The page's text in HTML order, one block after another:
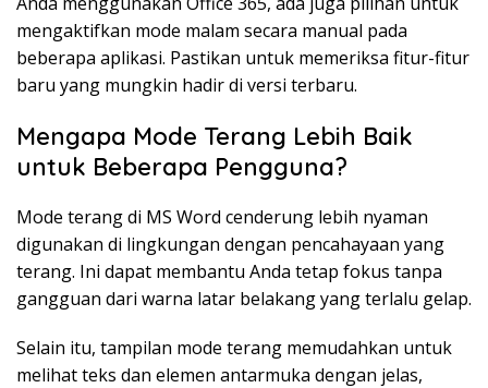
mengaktifkan mode malam secara manual pada
beberapa aplikasi. Pastikan untuk memeriksa fitur-fitur
baru yang mungkin hadir di versi terbaru.
Mengapa Mode Terang Lebih Baik
untuk Beberapa Pengguna?
Mode terang di MS Word cenderung lebih nyaman
digunakan di lingkungan dengan pencahayaan yang
terang. Ini dapat membantu Anda tetap fokus tanpa
gangguan dari warna latar belakang yang terlalu gelap.
Selain itu, tampilan mode terang memudahkan untuk
melihat teks dan elemen antarmuka dengan jelas,